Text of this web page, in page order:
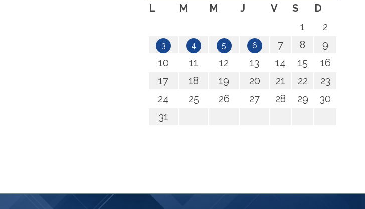
L
M M J V S
D
1
2
3 4 5 6 7 8
9
10
11 12 13 14 15
16
17
18 19 20 21 22
23
24
25 26 27 28 29
30
31